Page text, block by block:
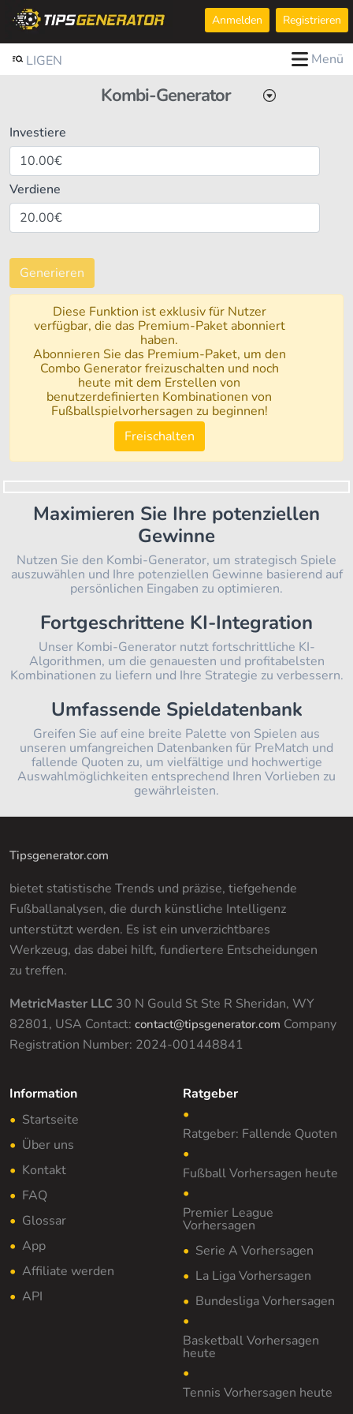
Anmelden Registrieren
LIGEN Menü
Kombi-Generator
Investiere
Verdiene
Generieren
Diese Funktion ist exklusiv für Nutzer
verfügbar, die das Premium-Paket abonniert
haben.
Abonnieren Sie das Premium-Paket, um den
Combo Generator freizuschalten und noch
heute mit dem Erstellen von
benutzerdefinierten Kombinationen von
Fußballspielvorhersagen zu beginnen!
Freischalten
Maximieren Sie Ihre potenziellen
Gewinne
Nutzen Sie den Kombi-Generator, um strategisch Spiele
auszuwählen und Ihre potenziellen Gewinne basierend auf
persönlichen Eingaben zu optimieren.
Fortgeschrittene KI-Integration
Unser Kombi-Generator nutzt fortschrittliche KI-
Algorithmen, um die genauesten und profitabelsten
Kombinationen zu liefern und Ihre Strategie zu verbessern.
Umfassende Spieldatenbank
Greifen Sie auf eine breite Palette von Spielen aus
unseren umfangreichen Datenbanken für PreMatch und
fallende Quoten zu, um vielfältige und hochwertige
Auswahlmöglichkeiten entsprechend Ihren Vorlieben zu
gewährleisten.
Tipsgenerator.com
bietet statistische Trends und präzise, tiefgehende
Fußballanalysen, die durch künstliche Intelligenz
unterstützt werden. Es ist ein unverzichtbares
Werkzeug, das dabei hilft, fundiertere Entscheidungen
zu treffen.
MetricMaster LLC 30 N Gould St Ste R Sheridan, WY
82801, USA Contact: contact@tipsgenerator.com Company
Registration Number: 2024-001448841
Information
Startseite
Über uns
Kontakt
FAQ
Glossar
App
Affiliate werden
API
Ratgeber
Ratgeber: Fallende Quoten
Fußball Vorhersagen heute
Premier League
Vorhersagen
Serie A Vorhersagen
La Liga Vorhersagen
Bundesliga Vorhersagen
Basketball Vorhersagen
heute
Tennis Vorhersagen heute